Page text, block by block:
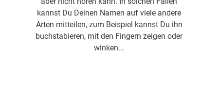
kannst Du Deinen Namen auf viele andere
Arten mitteilen, zum Beispiel kannst Du ihn
buchstabieren, mit den Fingern zeigen oder
winken...